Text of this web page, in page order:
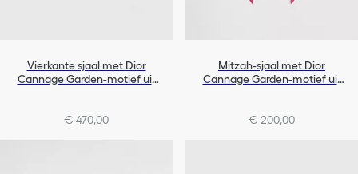
Vierkante sjaal met Dior
Cannage Garden-motief uit
€ 470,00
Mitzah-sjaal met Dior
Cannage Garden-motief uit
€ 200,00